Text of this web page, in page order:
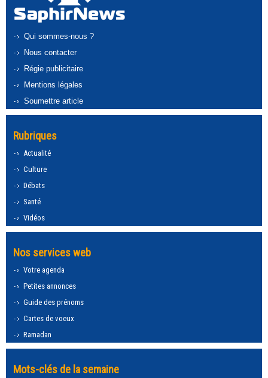
Qui sommes-nous ?
Nous contacter
Régie publicitaire
Mentions légales
Soumettre article
Rubriques
Actualité
Culture
Débats
Santé
Vidéos
Nos services web
Votre agenda
Petites annonces
Guide des prénoms
Cartes de voeux
Ramadan
Mots-clés de la semaine